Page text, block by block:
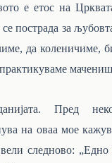
е етос на
пострада за
да коленичиме,
Пред
на оваа мое
следново: „Едно